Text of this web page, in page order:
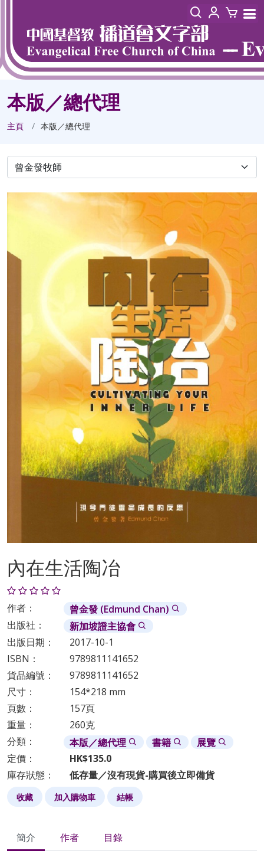
本版／總代理
主頁 本版／總代理
內在生活陶冶
作者：
曾金發 (Edmund Chan)
出版社：
新加坡證主協會
出版日期：
2017-10-1
ISBN：
9789811141652
貨品編號：
9789811141652
尺寸：
154*218 mm
頁數：
157頁
重量：
260克
分類：
本版／總代理 書籍
展覽
定價：
HK$135.0
庫存狀態：
低存量／沒有現貨-購買後立即備貨
收藏 加入購物車 結帳
簡介 作者 目錄